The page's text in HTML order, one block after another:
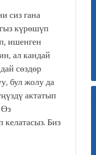
сиз гана
күрөшүп
ишенген
ал кандай
сөздөр
бул жолу да
актатып
Биз